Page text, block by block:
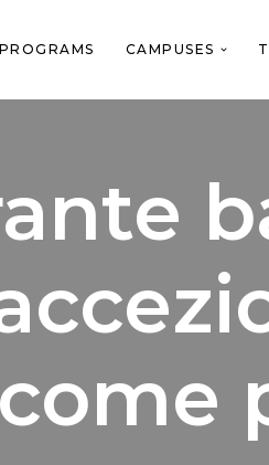
PROGRAMS CAMPUSES